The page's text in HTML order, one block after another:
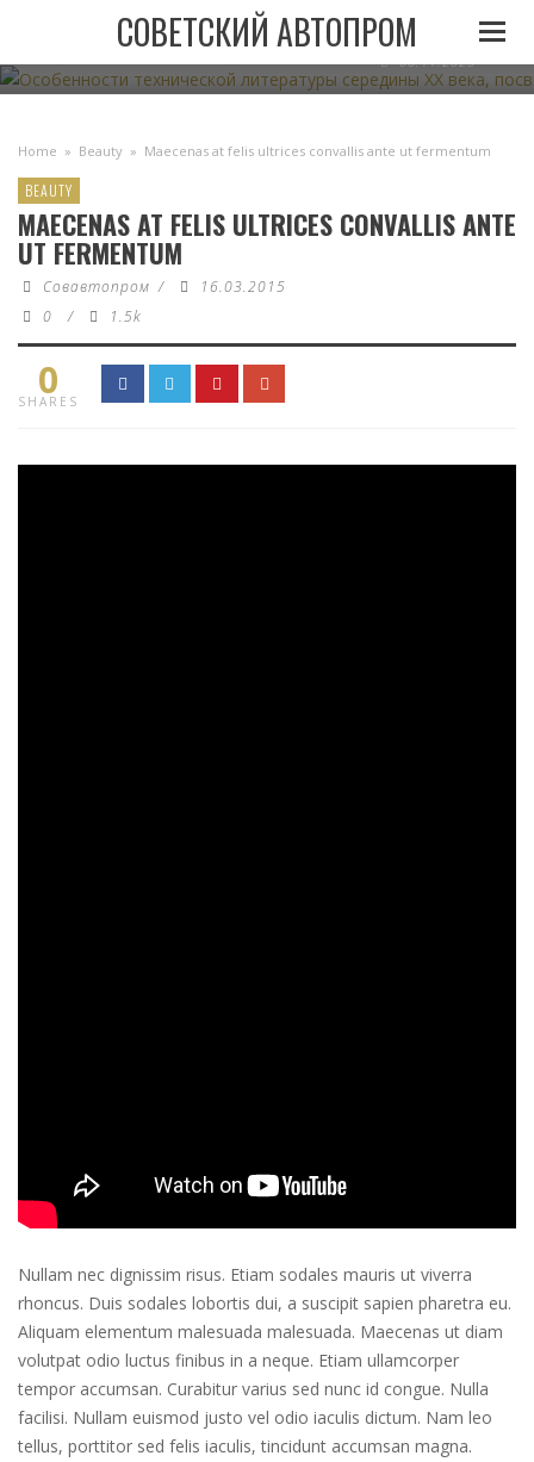
СОВЕТСКИЙ АВТОПРОМ
ОСОБЕННОСТИ ТЕХНИЧЕСКОЙ ЛИТЕРАТУРЫ
АВТОМОБИЛЬНОМУ
06.11.2023
Home » Beauty » Maecenas at felis ultrices convallis ante ut fermentum
BEAUTY
MAECENAS AT FELIS ULTRICES CONVALLIS ANTE
UT FERMENTUM
Совавтопром /
16.03.2015
0
/ 1.5k
0
SHARES
Nullam nec dignissim risus. Etiam sodales mauris ut viverra
rhoncus. Duis sodales lobortis dui, a suscipit sapien pharetra eu.
Aliquam elementum malesuada malesuada. Maecenas ut diam
volutpat odio luctus finibus in a neque. Etiam ullamcorper
tempor accumsan. Curabitur varius sed nunc id congue. Nulla
facilisi. Nullam euismod justo vel odio iaculis dictum. Nam leo
tellus, porttitor sed felis iaculis, tincidunt accumsan magna.